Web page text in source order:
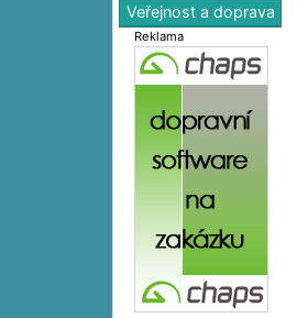
Veřejnost a doprava
Reklama